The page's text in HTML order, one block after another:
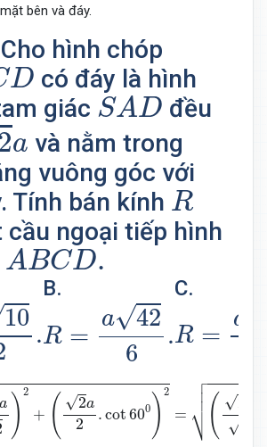
bên và đáy.
hình chóp
D có đáy là hình
giác SAD
SAD
đều
a và nằm trong
vuông góc với
Tính bán kính R
R
cầu ngoại tiếp hình
ABCD.
BCD.
10
.
. B.
R =
a√42
6
.
R= . C.
R =
a
R=
a ) 2
+ ( √2a
2
.cot600 ) 2
=



⎷( √2
√
2.cot600)2=(2a2)2+(2a2 =a426